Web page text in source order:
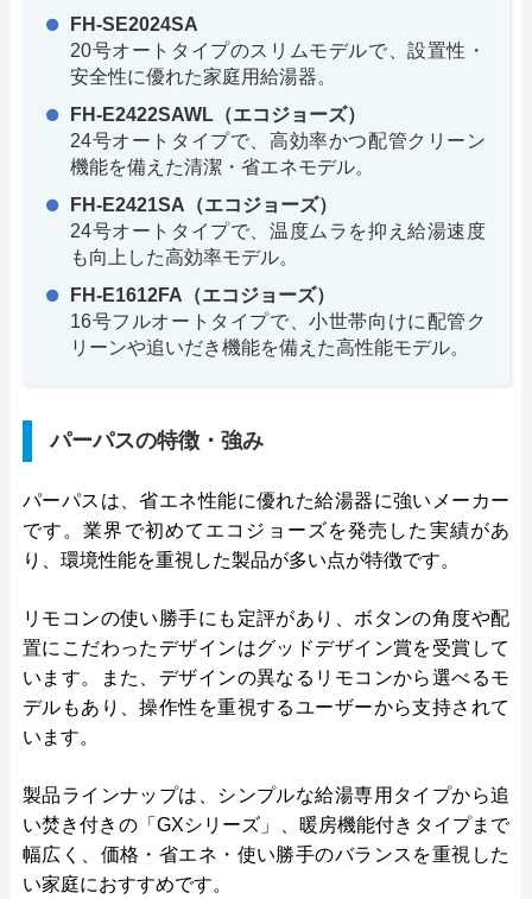
FH-SE2024SA
20号オートタイプのスリムモデルで、設置性・
安全性に優れた家庭用給湯器。
FH-E2422SAWL（エコジョーズ）
24号オートタイプで、高効率かつ配管クリーン
機能を備えた清潔・省エネモデル。
FH-E2421SA（エコジョーズ）
24号オートタイプで、温度ムラを抑え給湯速度
も向上した高効率モデル。
FH-E1612FA（エコジョーズ）
16号フルオートタイプで、小世帯向けに配管ク
リーンや追いだき機能を備えた高性能モデル。
パーパスの特徴・強み
パーパスは、省エネ性能に優れた給湯器に強いメーカー
です。業界で初めてエコジョーズを発売した実績があ
り、環境性能を重視した製品が多い点が特徴です。
リモコンの使い勝手にも定評があり、ボタンの角度や配
置にこだわったデザインはグッドデザイン賞を受賞して
います。また、デザインの異なるリモコンから選べるモ
デルもあり、操作性を重視するユーザーから支持されて
います。
製品ラインナップは、シンプルな給湯専用タイプから追
い焚き付きの「GXシリーズ」、暖房機能付きタイプまで
幅広く、価格・省エネ・使い勝手のバランスを重視した
い家庭におすすめです。